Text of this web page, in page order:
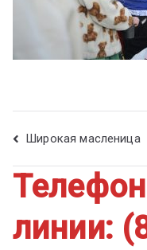
Широкая масленица
линии: